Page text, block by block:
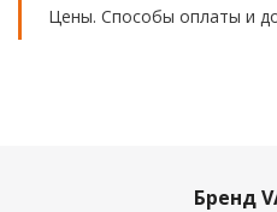
Цены. Способы оплаты и
Бренд